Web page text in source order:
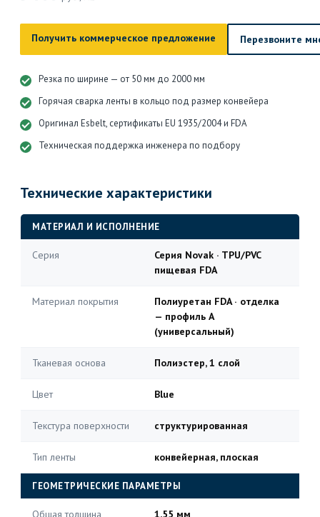
Получить коммерческое предложение Перезвоните
Резка по ширине — от 50 мм до 2000 мм
Горячая сварка ленты в кольцо под размер конвейера
Оригинал Esbelt, сертификаты EU 1935/2004 и FDA
Техническая поддержка инженера по подбору
Технические характеристики
МАТЕРИАЛ И ИСПОЛНЕНИЕ
Серия
Серия Novak · TPU/PVC
пищевая FDA
Материал покрытия
Полиуретан FDA · отделка
— профиль A
(универсальный)
Тканевая основа Полиэстер, 1 слой
Цвет Blue
Текстура поверхности структурированная
Тип ленты конвейерная, плоская
ГЕОМЕТРИЧЕСКИЕ ПАРАМЕТРЫ
Общая толщина 1,55 мм